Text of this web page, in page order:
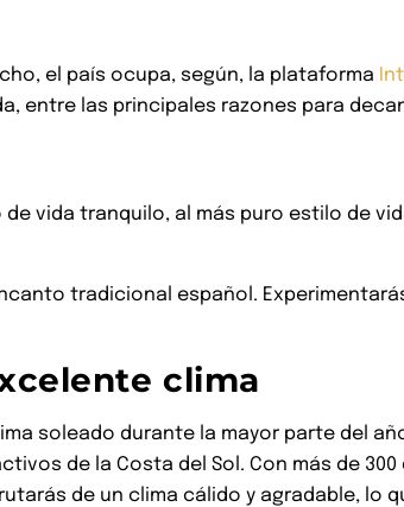
el país ocupa, según, la plataforma
entre las principales razones para
vida tranquilo, al más puro estilo de
tradicional español.
clima
soleado durante la mayor parte del
de la Costa del Sol. Con más de
de un clima cálido y agradable, lo